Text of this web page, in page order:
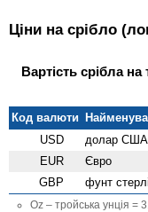
Ціни на срібло
Вартість срібла
Код валюти
USD
долар США
EUR Євро
GBP фунт
Oz – тройська унція =